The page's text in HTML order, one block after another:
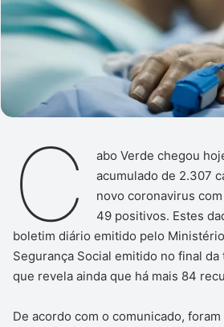
C
abo Verde chegou
acumulado de 2.307
novo coronavirus
49 positivos. Estes
boletim diário emitido pelo
Segurança Social emitido no final
que revela ainda que há mais 84
De acordo com o comunicado,